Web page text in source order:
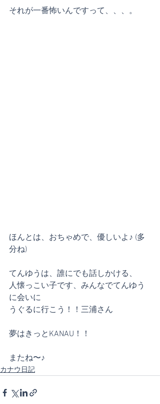
それが一番怖いんですって、、、。
ほんとは、おちゃめで、優しいよ♪ (多
分ね)
てんゆうは、誰にでも話しかける、
人懐っこい子です、みんなでてんゆう
に会いに
うぐるに行こう！！三浦さん
夢はきっとKANAU！！
またね〜♪
カナウ日記